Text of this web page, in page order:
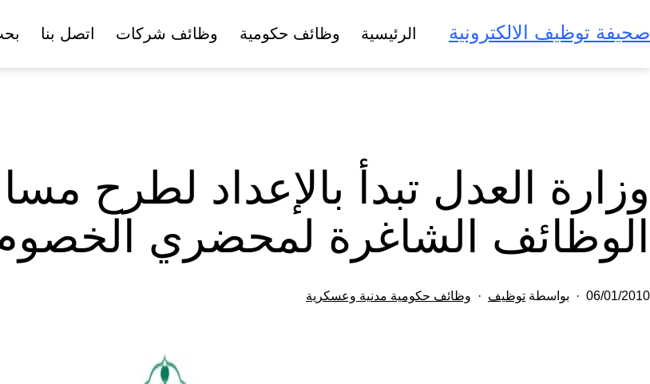
إلى
المحتوى
صحيفة توظيف الالكترونية الرئيسية وظائف حكومية وظائف شركات اتصل بنا
وزارة العدل تبدأ بالإعداد لطرح
الوظائف الشاغرة لمحضري
تم
06/01/2010 بواسطة توظيف
مصنف
وظائف حكومية مدنية وعسكرية